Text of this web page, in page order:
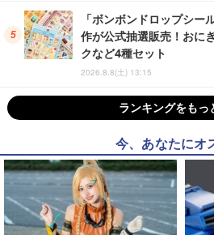
「ボンボンドロップシー
作が公式抽選販売！おに
クなど4種セット
2026.8.8(土) 13:15
ランキングをもっ
今、あなたにオ